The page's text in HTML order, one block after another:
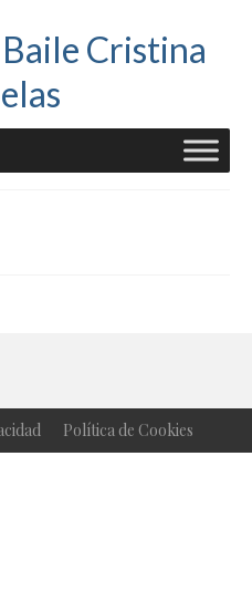
Cristina
Política de Cookies